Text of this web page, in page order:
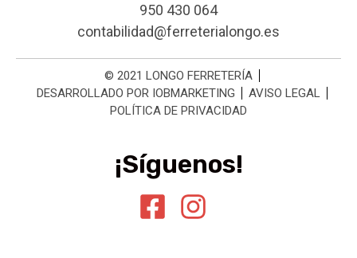
950 430 064
contabilidad@ferreterialongo.es
© 2021 LONGO FERRETERÍA
DESARROLLADO POR IOBMARKETING
AVISO LEGAL
POLÍTICA DE PRIVACIDAD
¡Síguenos!